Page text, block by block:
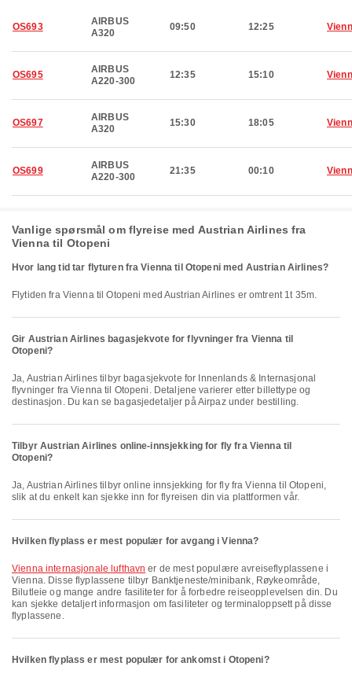
OS693
AIRBUS
A320
09:50 12:25
OS695
AIRBUS
A220-300
12:35 15:10
OS697
AIRBUS
A320
15:30 18:05
OS699
AIRBUS
A220-300
21:35 00:10
Vanlige spørsmål om flyreise med Austrian Airlines fra
Vienna til Otopeni
Hvor lang tid tar flyturen fra Vienna til Otopeni med Austrian Airlines?
Flytiden fra Vienna til Otopeni med Austrian Airlines er omtrent 1t 35m.
Gir Austrian Airlines bagasjekvote for flyvninger fra Vienna til
Otopeni?
Ja, Austrian Airlines tilbyr bagasjekvote for Innenlands & Internasjonal
flyvninger fra Vienna til Otopeni. Detaljene varierer etter billettype og
destinasjon. Du kan se bagasjedetaljer på Airpaz under bestilling.
Tilbyr Austrian Airlines online-innsjekking for fly fra Vienna til
Otopeni?
Ja, Austrian Airlines tilbyr online innsjekking for fly fra Vienna til Otopeni,
slik at du enkelt kan sjekke inn for flyreisen din via plattformen vår.
Hvilken flyplass er mest populær for avgang i Vienna?
Vienna internasjonale lufthavn er de mest populære avreiseflyplassene i
Vienna. Disse flyplassene tilbyr Banktjeneste/minibank, Røykeområde,
Bilutleie og mange andre fasiliteter for å forbedre reiseopplevelsen din. Du
kan sjekke detaljert informasjon om fasiliteter og terminaloppsett på disse
flyplassene.
Hvilken flyplass er mest populær for ankomst i Otopeni?